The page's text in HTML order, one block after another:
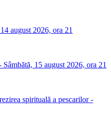
august 2026, ora 21
15 august 2026, ora 21
spirituală a pescarilor -